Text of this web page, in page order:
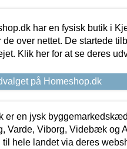
har en fysisk butik i
over nettet. De startede
Klik her for at se deres
på Homeshop.dk
er en jysk
Varde, Viborg, Videbæk og
til hele landet via deres